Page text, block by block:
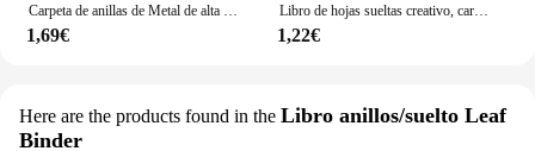
1,69€
Libro de hojas sueltas creativo, carpeta en espiral, anillos de encuadernación de anillo con bisagras interiores, calendario de escritorio, círculo para Álbum de llaves de tarjeta, 2 piezas
1,22€
Here are the products found in the Libro anillos/suelto Leaf
Binder